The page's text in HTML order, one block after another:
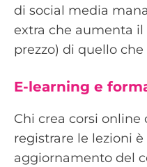
di social media
extra che aumenta
prezzo) di quello che
E-learning e
Chi crea corsi online
registrare le lezioni
aggiornamento del